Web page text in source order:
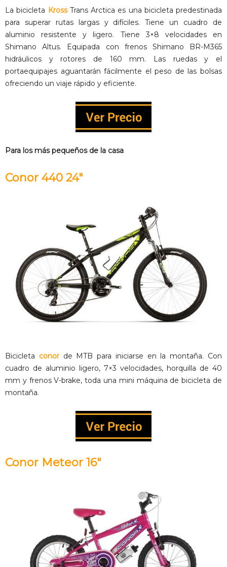
La bicicleta Kross Trans Arctica es una bicicleta predestinada
para superar rutas largas y difíciles. Tiene un cuadro de
aluminio resistente y ligero. Tiene 3×8 velocidades en
Shimano Altus. Equipada con frenos Shimano BR-M365
hidráulicos y rotores de 160 mm. Las ruedas y el
portaequipajes aguantarán fácilmente el peso de las bolsas
ofreciendo un viaje rápido y eficiente.
Para los más pequeños de la casa
Conor 440 24″
Bicicleta conor de MTB para iniciarse en la montaña. Con
cuadro de aluminio ligero, 7×3 velocidades, horquilla de 40
mm y frenos V-brake, toda una mini máquina de bicicleta de
montaña.
Conor Meteor 16″